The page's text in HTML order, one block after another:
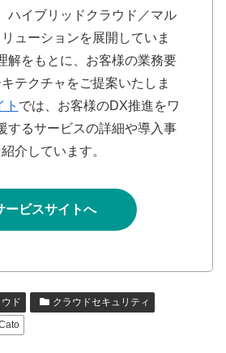
ハイブリッドクラウド／マル
ューションを展開していま
解をもとに、お客様の業務要
テクチャをご提案いたしま
ト では、お客様のDX推進をワ
するサービスの詳細や導入事
介しています。
ービスサイトへ
ド
クラウドセキュリティ